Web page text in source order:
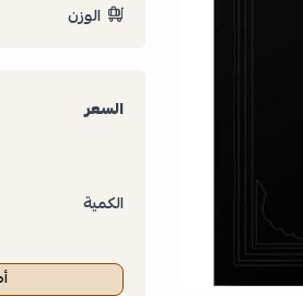
الوزن
السعر
الكمية